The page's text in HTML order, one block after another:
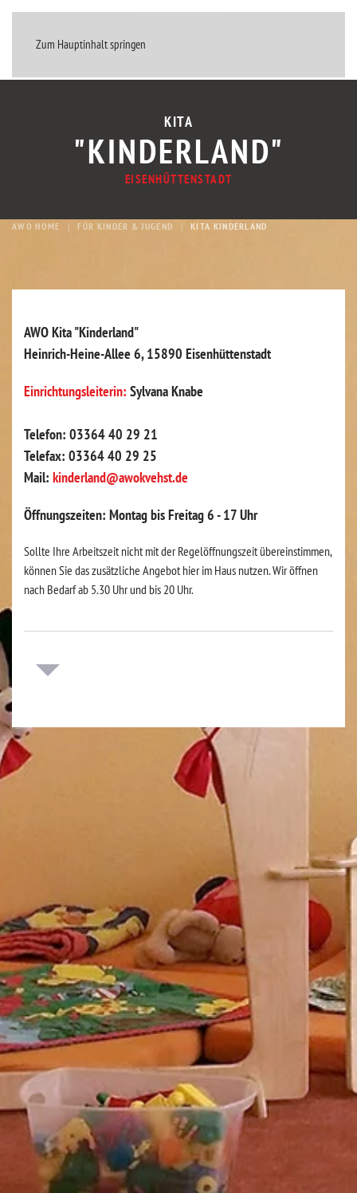
Zum Hauptinhalt springen
MENÜ
KITA
"KINDERLAND"
EISENHÜTTENSTADT
AWO HOME FÜR KINDER & JUGEND KITA KINDERLAND
AWO Kita "Kinderland"
Heinrich-Heine-Allee 6, 15890 Eisenhüttenstadt
Einrichtungsleiterin: Sylvana Knabe
Telefon: 03364 40 29 21
Telefax: 03364 40 29 25
Mail: kinderland@awokvehst.de
Öffnungszeiten: Montag bis Freitag 6 - 17 Uhr
Sollte Ihre Arbeitszeit nicht mit der Regelöffnungszeit übereinstimmen,
können Sie das zusätzliche Angebot hier im Haus nutzen. Wir öffnen
nach Bedarf ab 5.30 Uhr und bis 20 Uhr.